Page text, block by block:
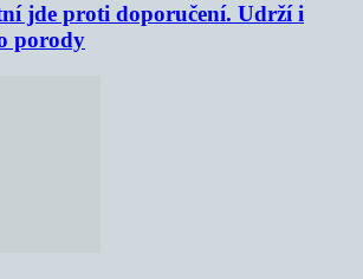
jde proti doporučení. Udrží i
porody